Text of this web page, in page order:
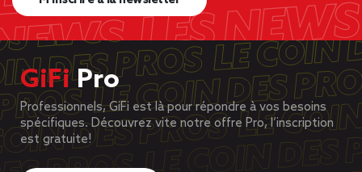
GiFiPro
Professionnels, GiFi est là pour répondre à vos besoins
spécifiques. Découvrez vite notre offre Pro, l’inscription
est gratuite!